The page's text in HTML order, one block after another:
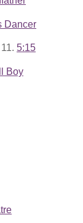
Dancer
11. 5:15
Boy